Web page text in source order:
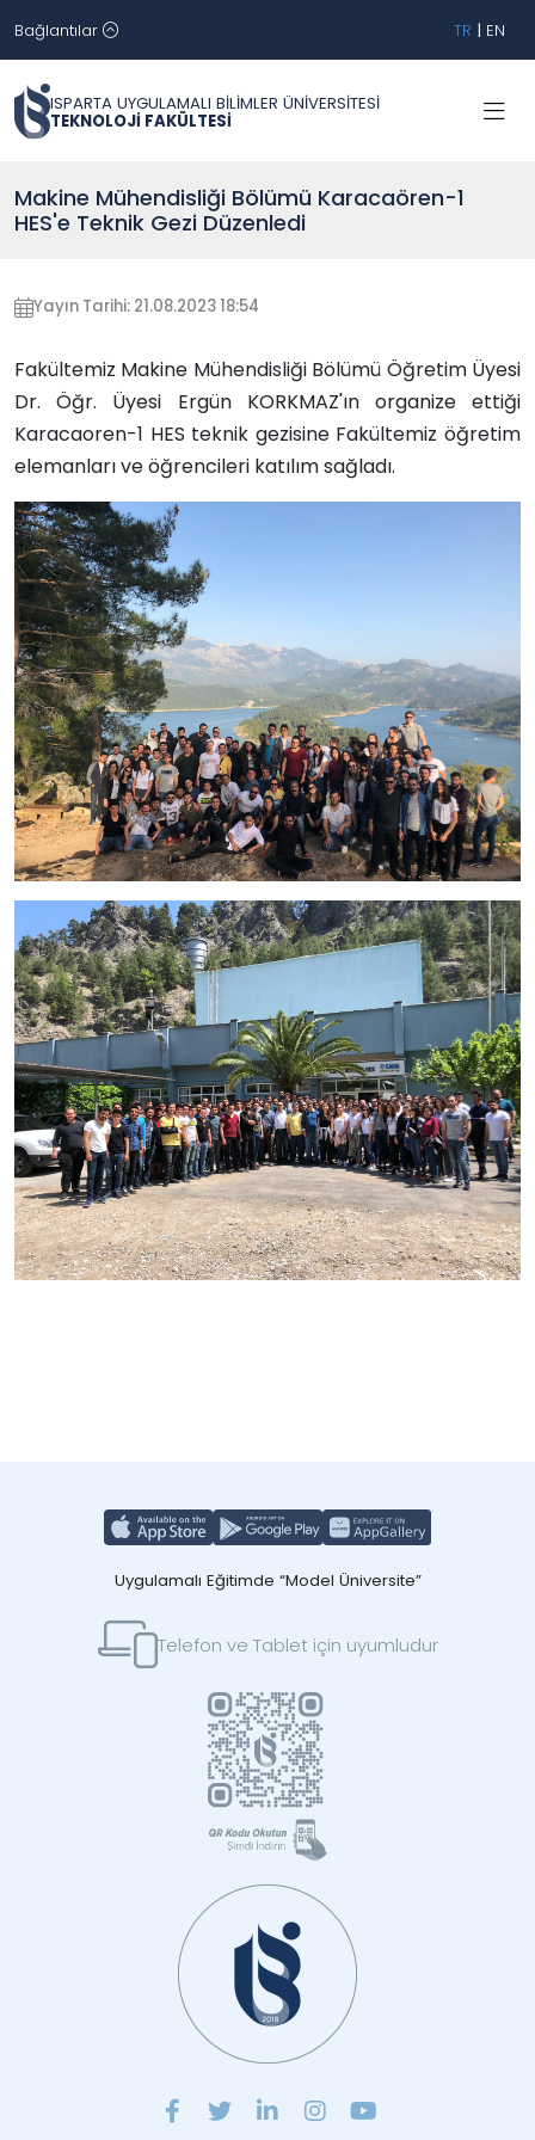
Bağlantılar TR | EN
ISPARTA UYGULAMALI BİLİMLER ÜNİVERSİTESİ
TEKNOLOJİ FAKÜLTESİ
Makine Mühendisliği Bölümü Karacaören-1
HES'e Teknik Gezi Düzenledi
Yayın Tarihi: 21.08.2023 18:54
Fakültemiz Makine Mühendisliği Bölümü Öğretim Üyesi
Dr. Öğr. Üyesi Ergün KORKMAZ'ın organize ettiği
Karacaoren-1 HES teknik gezisine Fakültemiz öğretim
elemanları ve öğrencileri katılım sağladı.
Uygulamalı Eğitimde “Model Üniversite”
Telefon ve Tablet için uyumludur